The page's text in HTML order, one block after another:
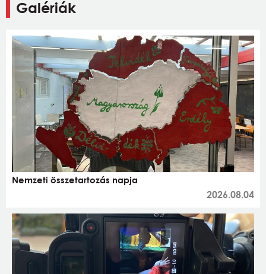
Galériák
Nemzeti összetartozás napja
2026.08.04